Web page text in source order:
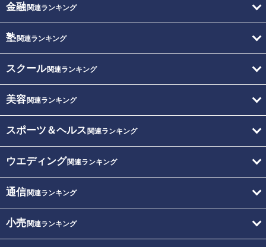
金融関連ランキング
塾関連ランキング
スクール関連ランキング
美容関連ランキング
スポーツ＆ヘルス 関連ランキング
ウエディング関連ランキング
通信関連ランキング
小売関連ランキング